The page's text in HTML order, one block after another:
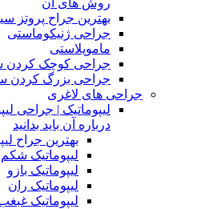
بهترین جراح پروتز
جراحی ژنیکوماستی
ماموپلاستی
جراحی کوچک کردن
جراحی بزرگ کردن
جراحی های لاغری
لیپوماتیک | جراحی
درباره آن باید بدانید
بهترین جراح
لیپوماتیک شکم
لیپوماتیک بازو
لیپوماتیک ران
لیپوماتیک